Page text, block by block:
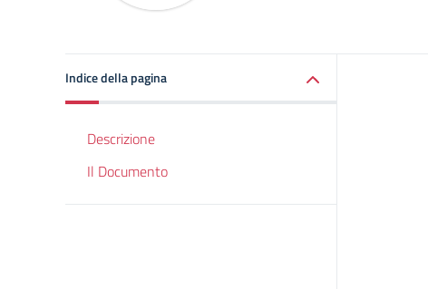
Indice della pagina
Descrizione
Il Documento